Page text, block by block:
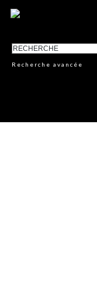
Recherche avancée